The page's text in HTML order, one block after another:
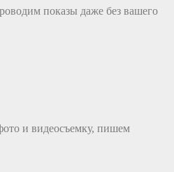
показы даже без вашего
и видеосъемку, пишем